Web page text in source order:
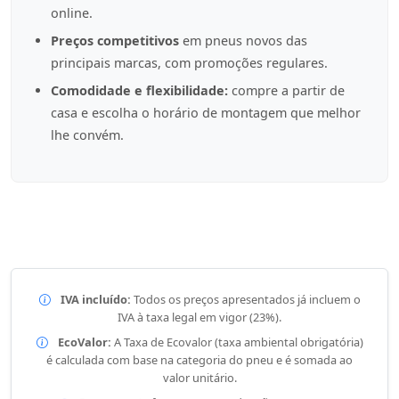
online.
Preços competitivos em pneus novos das
principais marcas, com promoções regulares.
Comodidade e flexibilidade: compre a partir de
casa e escolha o horário de montagem que melhor
lhe convém.
IVA incluído: Todos os preços apresentados já incluem o
IVA à taxa legal em vigor (23%).
EcoValor: A Taxa de Ecovalor (taxa ambiental obrigatória)
é calculada com base na categoria do pneu e é somada ao
valor unitário.